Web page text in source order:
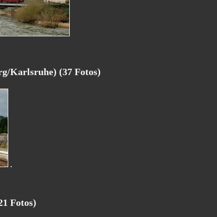
Karlsruhe) (37 Fotos)
Fotos)